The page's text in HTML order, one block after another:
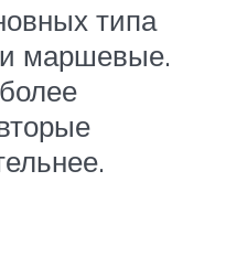
типа
маршевые.